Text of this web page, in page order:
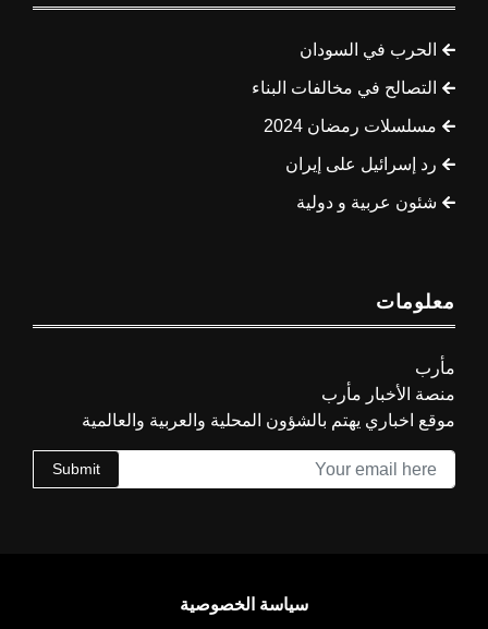
الحرب في السودان
التصالح في مخالفات البناء
مسلسلات رمضان 2024
رد إسرائيل على إيران
شئون عربية و دولية
معلومات
مأرب
منصة الأخبار مأرب
موقع اخباري يهتم بالشؤون المحلية والعربية والعالمية
Submit
سياسة الخصوصية